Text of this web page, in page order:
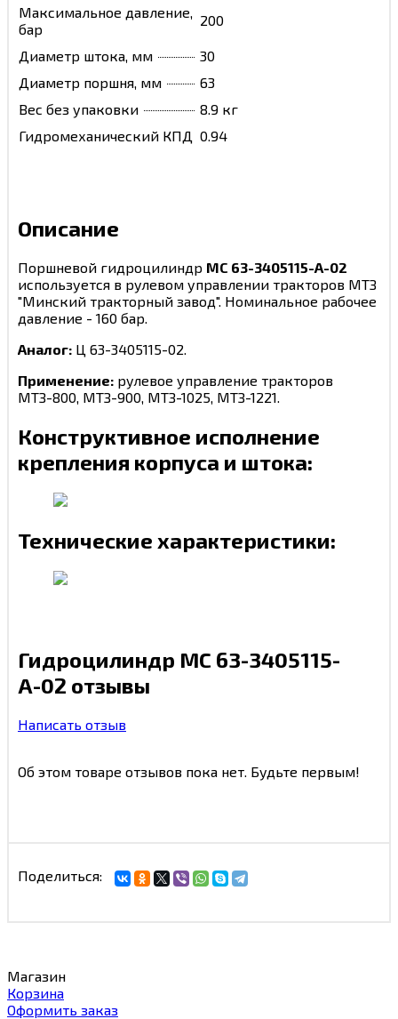
Максимальное давление,
бар
200
Диаметр штока, мм
30
Диаметр поршня, мм
63
Вес без упаковки
8.9 кг
Гидромеханический КПД 0.94
Описание
Поршневой гидроцилиндр MC 63-3405115-А-02
используется в рулевом управлении тракторов МТЗ
"Минский тракторный завод". Номинальное рабочее
давление - 160 бар.
Аналог: Ц 63-3405115-02.
Применение: рулевое управление тракторов
МТЗ-800, МТЗ-900, МТЗ-1025, МТЗ-1221.
Конструктивное исполнение
крепления корпуса и штока:
Технические характеристики:
Гидроцилиндр MC 63-3405115-
А-02 отзывы
Написать отзыв
Об этом товаре отзывов пока нет. Будьте первым!
Поделиться:
Магазин
Корзина
Оформить заказ